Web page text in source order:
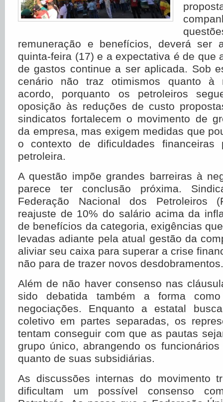
remuneração e benefícios, deverá ser
quinta-feira (17) e a expectativa é de que
de gastos continue a ser aplicada. Sob
cenário não traz otimismos quanto à
acordo, porquanto os petroleiros
oposição às reduções de custo
sindicatos fortalecem o movimento de
da empresa, mas exigem medidas que
o contexto de dificuldades
petroleira.
A questão impõe grandes barreiras à
parece ter conclusão próxima.
Federação Nacional dos Petroleiros
reajuste de 10% do salário acima da
de benefícios da categoria, exigências
levadas adiante pela atual gestão da
aliviar seu caixa para superar a crise
não para de trazer novos desdobramentos.
Além de não haver consenso nas
sido debatida também a forma
negociações. Enquanto a estatal
coletivo em partes separadas, os
tentam conseguir com que as pautas
grupo único, abrangendo os
quanto de suas subsidiárias.
As discussões internas do movimento
dificultam um possível consenso